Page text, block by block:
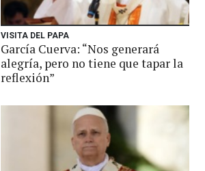
VISITA DEL PAPA
García Cuerva: “Nos generará
alegría, pero no tiene que tapar la
reflexión”